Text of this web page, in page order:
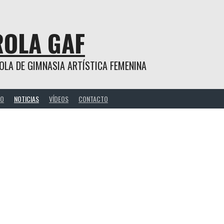
GAF
DE GIMNASIA ARTÍSTICA FEMENINA
NOTICIAS VÍDEOS CONTACTO